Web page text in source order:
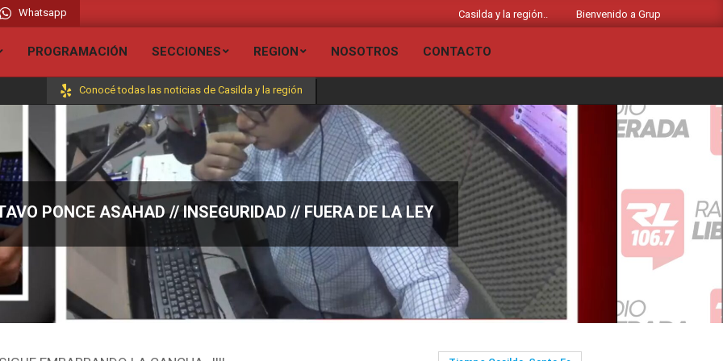
Whatsapp
Liberada FM 106.7 // Visita todas nuestras secciones y entérate de todas las noticias de Casilda y la región.. Bienvenido a Grupo Liberado -
Navigation
PROGRAMACIÓN SECCIONES REGION NOSOTROS CONTACTO
Conocé todas las noticias de Casilda y la región
PONCE ASAHAD // INSEGURIDAD // FUERA DE LA LEY